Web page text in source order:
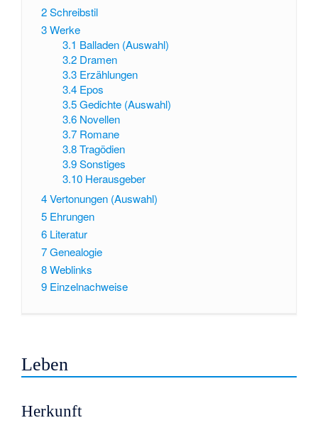
2Schreibstil
3Werke
3.1 Balladen (Auswahl)
3.2 Dramen
3.3 Erzählungen
3.4 Epos
3.5 Gedichte (Auswahl)
3.6 Novellen
3.7 Romane
3.8 Tragödien
3.9 Sonstiges
3.10 Herausgeber
4Vertonungen (Auswahl)
5 Ehrungen
6 Literatur
7Genealogie
8Weblinks
9 Einzelnachweise
Leben
Herkunft